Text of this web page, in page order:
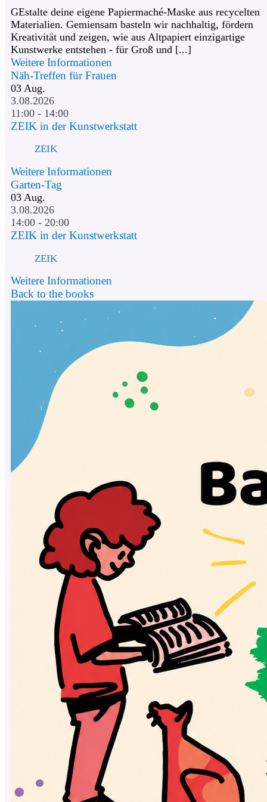
GEstalte deine eigene Papiermaché-Maske aus recycelten
Materialien. Gemiensam basteln wir nachhaltig, fördern
Kreativität und zeigen, wie aus Altpapiert einzigartige
Kunstwerke entstehen - für Groß und [...]
Weitere Informationen
Näh-Treffen für Frauen
03 Aug.
3.08.2026
11:00 - 14:00
ZEIK in der Kunstwerkstatt
ZEIK
Weitere Informationen
Garten-Tag
03 Aug.
3.08.2026
14:00 - 20:00
ZEIK in der Kunstwerkstatt
ZEIK
Weitere Informationen
Back to the books